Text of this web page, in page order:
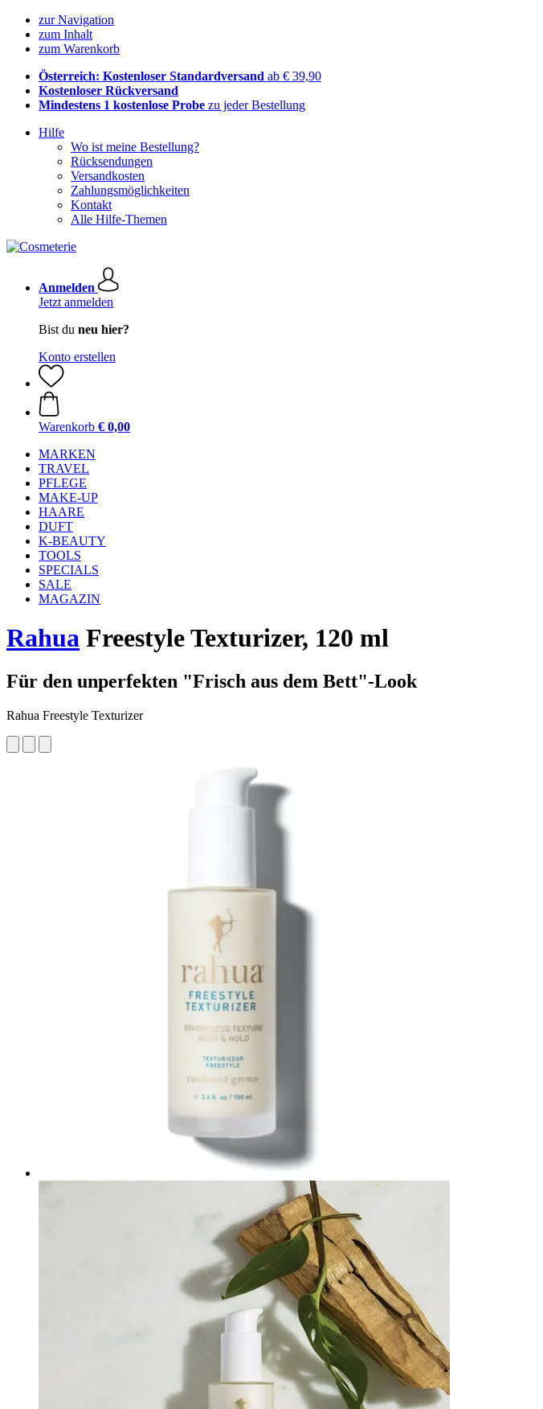
zur Navigation
zum Inhalt
zum Warenkorb
Österreich: Kostenloser Standardversand ab € 39,90
Kostenloser Rückversand
Mindestens 1 kostenlose Probe zu jeder Bestellung
Hilfe
Wo ist meine Bestellung?
Rücksendungen
Versandkosten
Zahlungsmöglichkeiten
Kontakt
Alle Hilfe-Themen
Anmelden
Jetzt anmelden
Bist du neu hier?
Konto erstellen
Warenkorb € 0,00
MARKEN
TRAVEL
PFLEGE
MAKE-UP
HAARE
DUFT
K-BEAUTY
TOOLS
SPECIALS
SALE
MAGAZIN
Rahua Freestyle Texturizer, 120 ml
Für den unperfekten "Frisch aus dem Bett"-Look
Rahua Freestyle Texturizer